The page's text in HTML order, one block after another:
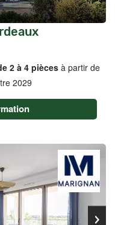
2 à 4 pièces à partir de
2029